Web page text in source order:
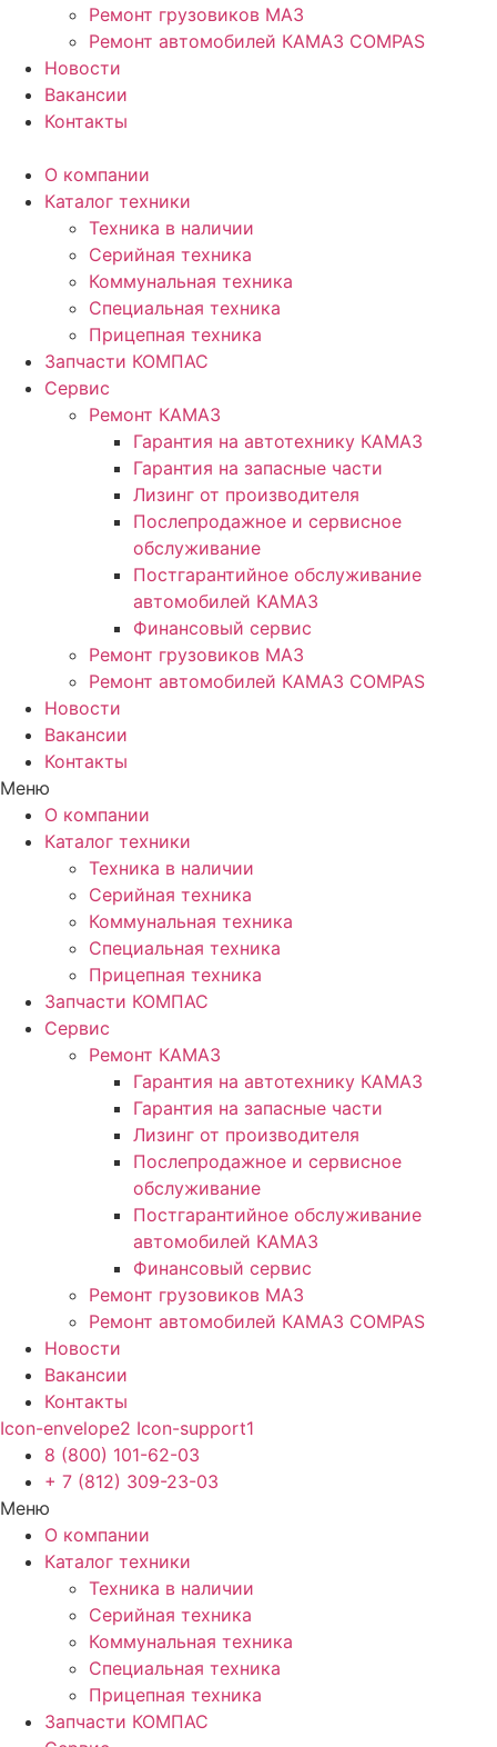
Ремонт грузовиков МАЗ
Ремонт автомобилей КАМАЗ COMPAS
Новости
Вакансии
Контакты
О компании
Каталог техники
Техника в наличии
Серийная техника
Коммунальная техника
Специальная техника
Прицепная техника
Запчасти КОМПАС
Сервис
Ремонт КАМАЗ
Гарантия на автотехнику КАМАЗ
Гарантия на запасные части
Лизинг от производителя
Послепродажное и сервисное
обслуживание
Постгарантийное обслуживание
автомобилей КАМАЗ
Финансовый сервис
Ремонт грузовиков МАЗ
Ремонт автомобилей КАМАЗ COMPAS
Новости
Вакансии
Контакты
Меню
О компании
Каталог техники
Техника в наличии
Серийная техника
Коммунальная техника
Специальная техника
Прицепная техника
Запчасти КОМПАС
Сервис
Ремонт КАМАЗ
Гарантия на автотехнику КАМАЗ
Гарантия на запасные части
Лизинг от производителя
Послепродажное и сервисное
обслуживание
Постгарантийное обслуживание
автомобилей КАМАЗ
Финансовый сервис
Ремонт грузовиков МАЗ
Ремонт автомобилей КАМАЗ COMPAS
Новости
Вакансии
Контакты
Icon-envelope2 Icon-support1
8 (800) 101-62-03
+ 7 (812) 309-23-03
Меню
О компании
Каталог техники
Техника в наличии
Серийная техника
Коммунальная техника
Специальная техника
Прицепная техника
Запчасти КОМПАС